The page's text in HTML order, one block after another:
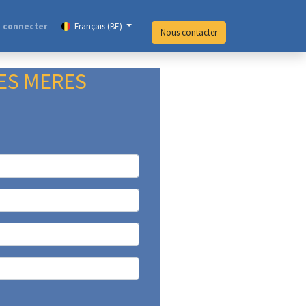
connecter Français (BE)
Nous contacter
MERES